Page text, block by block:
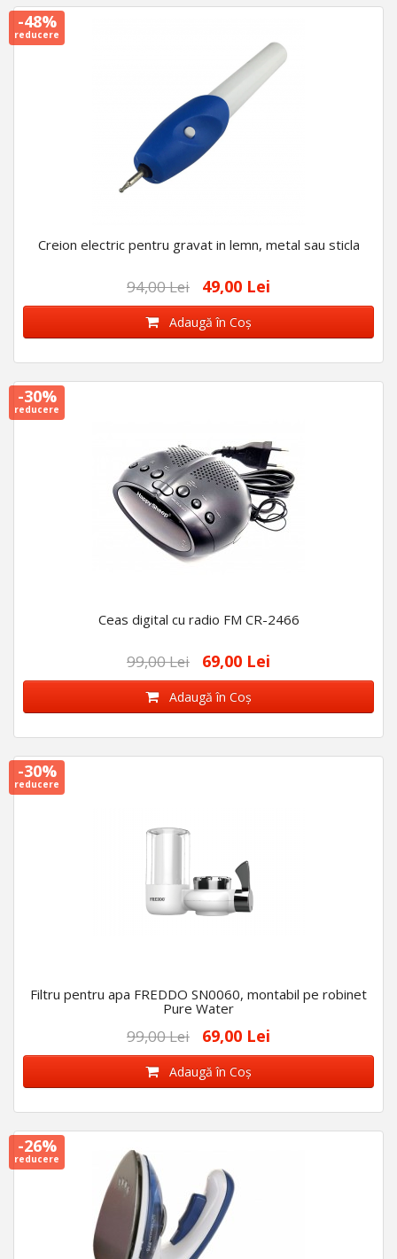
-48%
reducere
Creion electric pentru gravat in lemn, metal sau sticla
94,00 Lei 49,00 Lei
Adaugă în Coş
-30%
reducere
Ceas digital cu radio FM CR-2466
99,00 Lei 69,00 Lei
Adaugă în Coş
-30%
reducere
Filtru pentru apa FREDDO SN0060, montabil pe robinet
Pure Water
99,00 Lei 69,00 Lei
Adaugă în Coş
-26%
reducere